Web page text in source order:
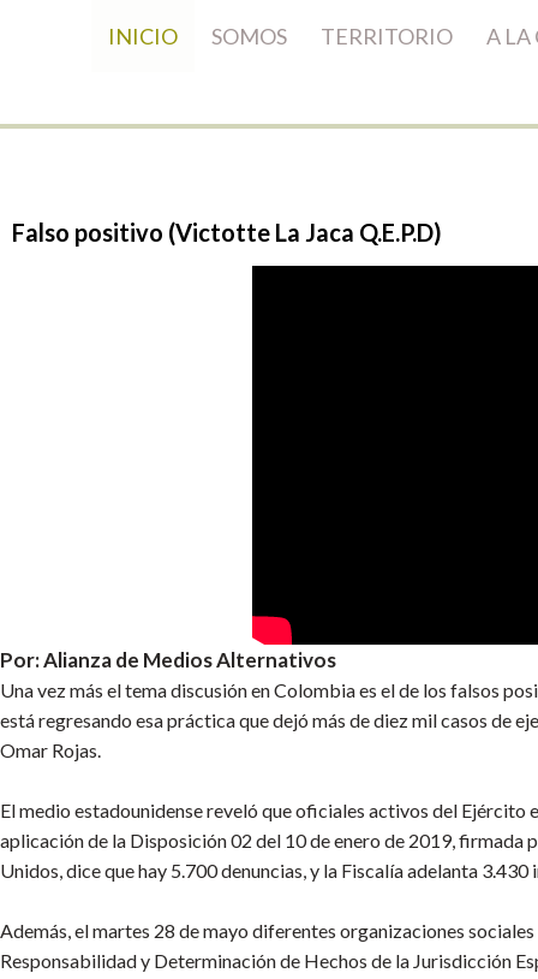
INICIO SOMOS TERRITORIO A LA
Falso positivo (Victotte La Jaca Q.E.P.D)
Por: Alianza de Medios Alternativos
Una vez más el tema discusión en Colombia es el de los falsos
está regresando esa práctica que dejó más de diez mil casos de
Omar Rojas.
El medio estadounidense reveló que oficiales activos del Ejército
aplicación de la Disposición 02 del 10 de enero de 2019,
Unidos, dice que hay 5.700 denuncias, y la Fiscalía adelanta
Además, el martes 28 de mayo diferentes organizaciones
Responsabilidad y Determinación de Hechos de la Jurisdicción